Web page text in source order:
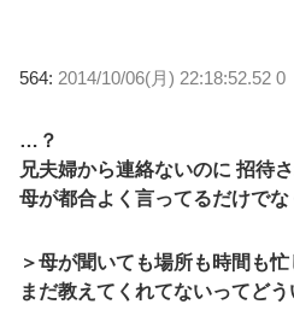
564: 2014/10/06(月) 22:18:52.52 0
…？
兄夫婦から連絡ないのに 招待
母が都合よく言ってるだけでな
＞母が聞いても場所も時間も
まだ教えてくれてないってどう